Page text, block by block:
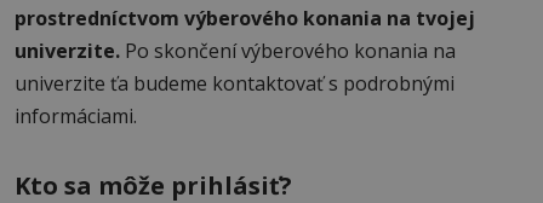
prostredníctvom výberového konania na tvojej
univerzite. Po skončení výberového konania na
univerzite ťa budeme kontaktovať s podrobnými
informáciami.
Kto sa môže prihlásiť?